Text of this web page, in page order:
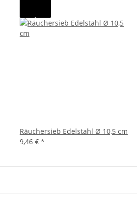
Räuchersieb Edelstahl Ø 10,5 cm
9,46 € *